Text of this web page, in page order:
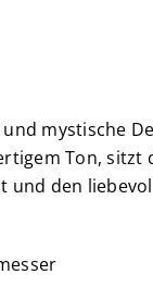
mystische
Ton, sitzt
den